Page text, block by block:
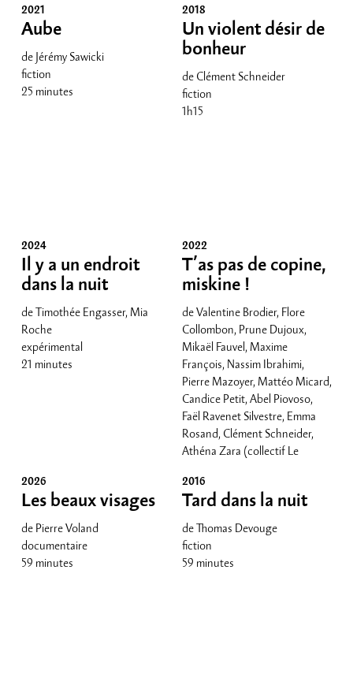
2021
Aube
de Jérémy Sawicki
fiction
25 minutes
2018
Un violent désir de
bonheur
de Clément Schneider
fiction
1h15
2024
Il y a un endroit
dans la nuit
de Timothée Engasser, Mia
Roche
expérimental
21 minutes
2022
T’as pas de copine,
miskine !
de Valentine Brodier, Flore
Collombon, Prune Dujoux,
Mikaël Fauvel, Maxime
François, Nassim Ibrahimi,
Pierre Mazoyer, Mattéo Micard,
Candice Petit, Abel Piovoso,
Faël Ravenet Silvestre, Emma
Rosand, Clément Schneider,
Athéna Zara (collectif Le
fiction
court-métrage
2026
Les beaux visages
de Pierre Voland
documentaire
59 minutes
2016
Tard dans la nuit
de Thomas Devouge
fiction
59 minutes